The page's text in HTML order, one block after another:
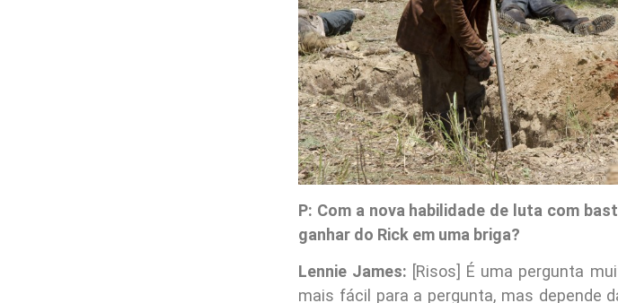
P: Com a nova habilidade de luta com
ganhar do Rick em uma briga?
Lennie James: [Risos] É uma pergunta
mais fácil para a pergunta, mas depende